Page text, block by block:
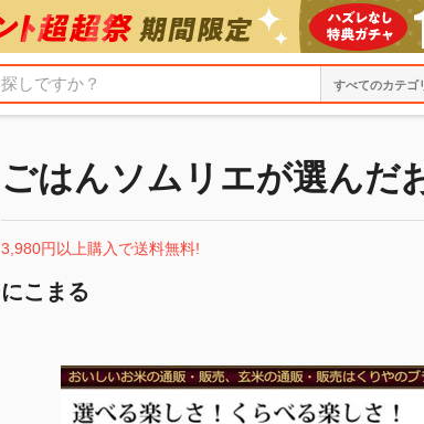
ごはんソムリエが選ん
3,980円以上購入で送料無料!
にこまる